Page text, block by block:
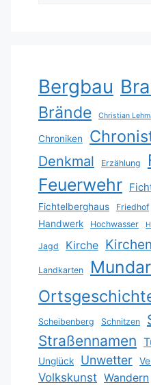
Bergbau
Brände Christian
Chroniken
Denkmal Erzählung
Feuerwehr
Fichtelberghaus Friedhof
Handwerk
Hochwasser
Jagd Kirche Kirchen
Landkarten
Scheibenberg Schnitzen
Straßennamen
Unglück Unwetter
Volkskunst Wandern